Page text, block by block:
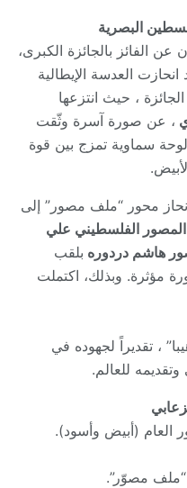
البصرية
عن الفائز بالجائزة الكبرى،
انحازت العدسة الإيطالية
، حيث انتزعها
، عن صورة آسرة وثّقت
سماوية تمزج بين قوة
محور “ملف مصور” إلى
المصور الفلسطيني علي
هاشم دردوره بلقب
مؤثرة. وبذلك، اكتملت
، تقديراً لجهوده في
للعالم.
العام (أبيض وأسود).
“ملف مصوّر”.